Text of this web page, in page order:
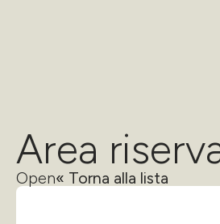
Area
Open« Torna alla lista